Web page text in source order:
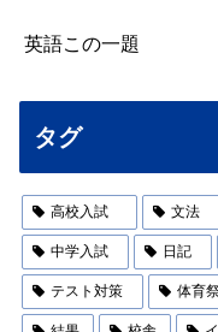
英語この一題
タグ
高校入試 文法
中学入試 日記
テスト対策 体育